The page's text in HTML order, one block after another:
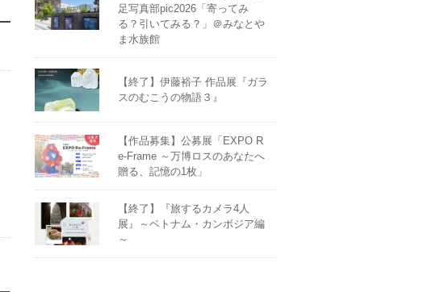
足写真部pic2026「寄ってみ
る？引いてみる？」＠みなとや
ま水族館
【終了】伊藤裕子 作品展『ガラ
スのむこうの物語３』
【作品募集】公募展「EXPO R
e-Frame ～万博ロスのあなたへ
贈る、記憶の1枚」
【終了】『旅するカメラ4人
展』～ベトナム・カンボジア編
～